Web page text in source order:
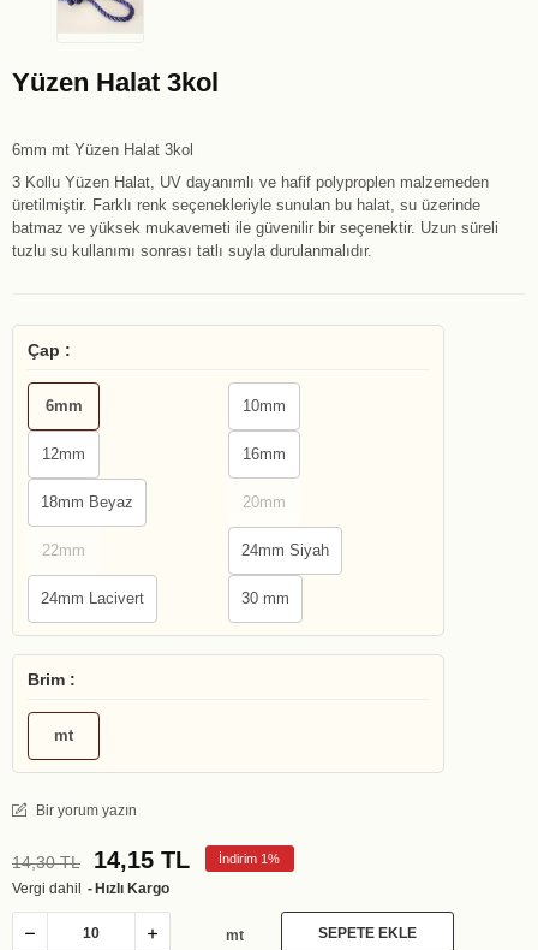
Yüzen Halat 3kol
6mm mt Yüzen Halat 3kol
3 Kollu Yüzen Halat, UV dayanımlı ve hafif polyproplen malzemeden
üretilmiştir. Farklı renk seçenekleriyle sunulan bu halat, su üzerinde
batmaz ve yüksek mukavemeti ile güvenilir bir seçenektir. Uzun süreli
tuzlu su kullanımı sonrası tatlı suyla durulanmalıdır.
Çap :
6mm 10mm
12mm 16mm
18mm Beyaz 20mm
22mm 24mm Siyah
24mm Lacivert 30 mm
Brim :
mt
Bir yorum yazın
14,30 TL 14,15 TL İndirim 1%
Vergi dahil Hızlı Kargo
mt SEPETE EKLE